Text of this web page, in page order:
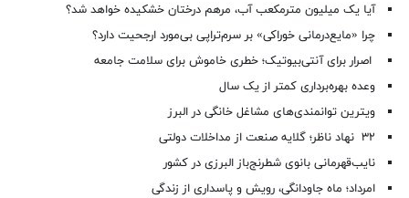
آیا یک میلیون مترمکعب آب، مرهم درختان خشکیده خواهد شد؟
چرا «مایع‌درمانی خوراکی» بر سرم‌تراپی بی‌مورد ارجحیت دارد؟
اصرار برای آنتی‌بیوتیک؛ خطری خاموش برای سلامت جامعه
وعده بهره‌برداری کمتر از یک سال
ویترین توانمندی‌های مشاغل خانگی در البرز
۳۲ نهاد ناظر؛ گلایه صنعت از مداخلات دولتی
نایب‌قهرمانی بانوی شطرنج‌باز البرزی در کشور
امرداد؛ ماه جاودانگی، رویش و پاسداری از زندگی